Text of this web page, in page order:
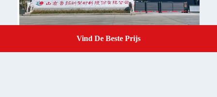
Vind De Beste PrijsGet A Quote